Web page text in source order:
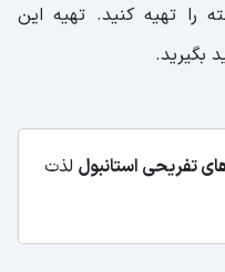
را تهیه کنید. تهیه این
بگیرید.
تفریحی استانبول لذت